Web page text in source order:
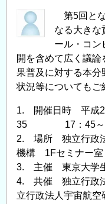
第5回と
なる大きな
ール・コン
開を含めて広く議
果普及に対する本分
状況等についてもご
1. 開催日時 平成26
35 17：45～18
2. 場所 独立行政
機構 1Fセミナー室
3. 主催 東京大学
4. 共催 独立行政法
立行政法人宇宙航空